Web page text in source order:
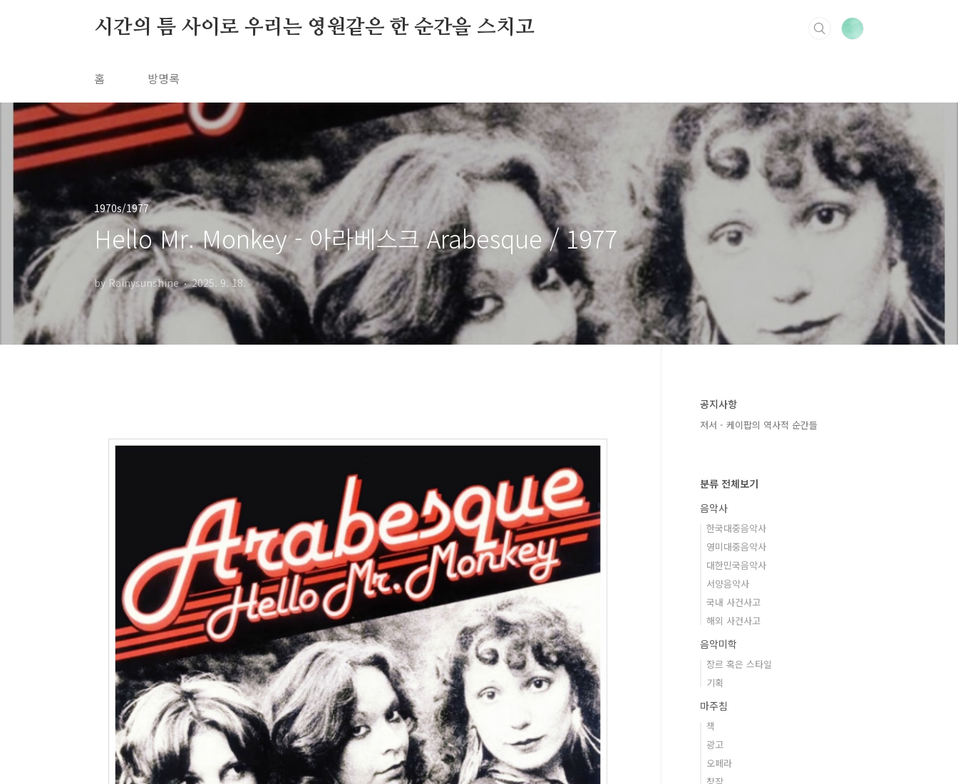
시간의 틈 사이로 우리는 영원같은 한 순간을 스치고
홈 방명록
1970s/1977
Hello Mr. Monkey - 아라베스크 Arabesque / 1977
by Rainysunshine 2025. 9. 18.
공지사항
저서 - 케이팝의 역사적 순간들
분류 전체보기
음악사
한국대중음악사
영미대중음악사
대한민국음악사
서양음악사
국내 사건사고
해외 사건사고
음악미학
장르 혹은 스타일
기획
마주침
책
광고
오페라